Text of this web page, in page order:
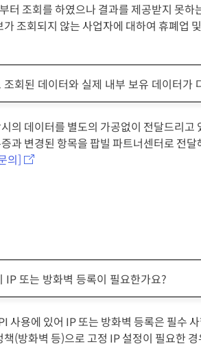
터 조회를 하였으나 결과를 제공받지 못
조회되지 않는 사업자에 대하여 휴폐업
조회된 데이터와 실제 내부 보유 데이터가
의 데이터를 별도의 가공없이 전달드리
과 변경된 항목을 팝빌 파트너센터로 전
의]
IP 또는 방화벽 등록이 필요한가요?
사용에 있어 IP 또는 방화벽 등록은 필수
(방화벽 등)으로 고정 IP 설정이 필요한